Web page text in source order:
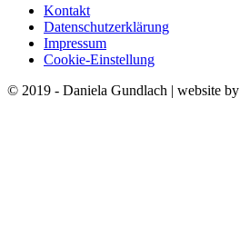
Kontakt
Datenschutzerklärung
Impressum
Cookie-Einstellung
© 2019 - Daniela Gundlach | website by